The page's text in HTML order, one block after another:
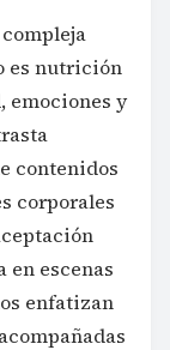
es nutrición
emociones y
contenidos
corporales
en escenas
enfatizan